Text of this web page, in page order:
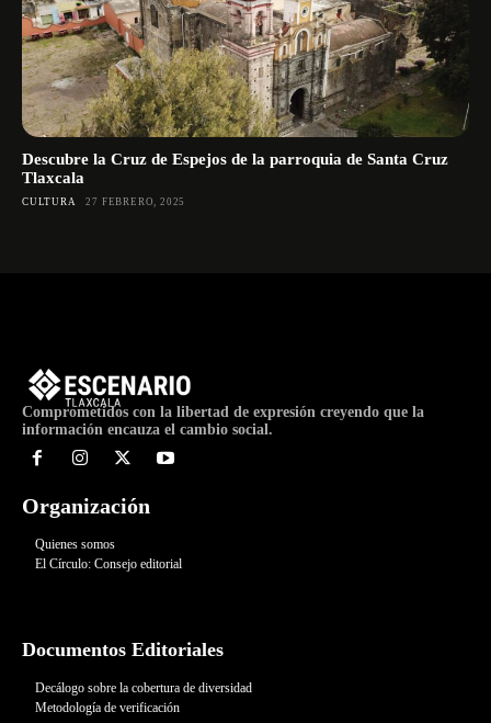
Descubre la Cruz de Espejos de la parroquia de Santa Cruz
Tlaxcala
CULTURA 27 FEBRERO, 2025
Comprometidos con la libertad de expresión creyendo que la
información encauza el cambio social.
Organización
Quienes somos
El Círculo: Consejo editorial
Documentos Editoriales
Decálogo sobre la cobertura de diversidad
Metodología de verificación